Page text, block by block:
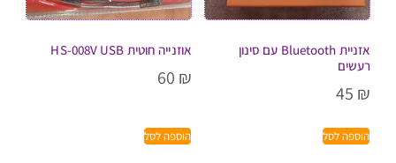
אזניית Bluetooth עם סינון
רעשים
45 ₪
הוספה לסל
אוזנייה חוטית HS-008V USB
60 ₪
הוספה לסל